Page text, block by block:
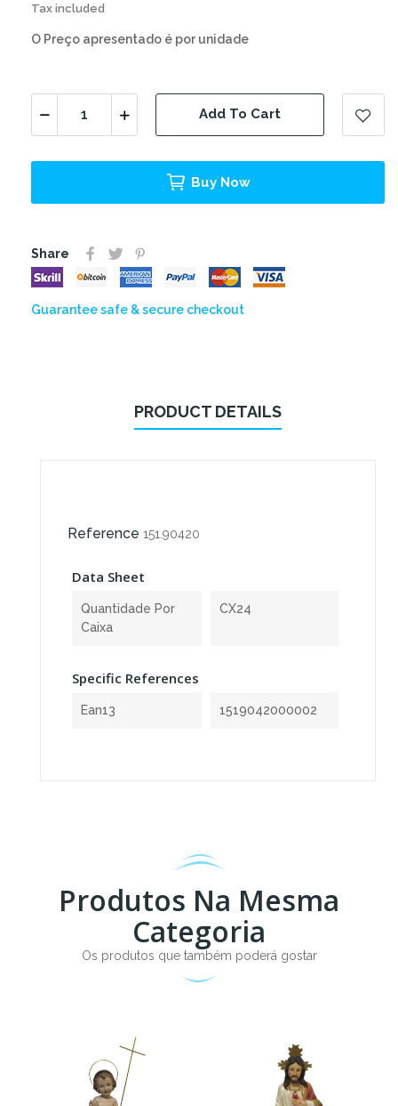
Tax included
O Preço apresentado é por unidade
Add To Cart
Buy Now
Share
Guarantee safe & secure checkout
PRODUCT DETAILS
Reference 151.90420
Data Sheet
Quantidade Por
Caixa
CX24
Specific References
Ean13 1519042000002
Produtos Na Mesma
Categoria
Os produtos que também poderá gostar